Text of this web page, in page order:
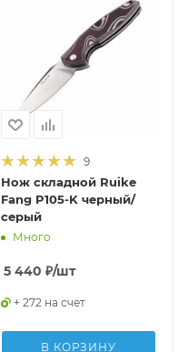
9
Нож складной Ruike
Fang P105-K черный/
серый
Много
5 440 ₽/шт
+ 272 на счет
В КОРЗИНУ